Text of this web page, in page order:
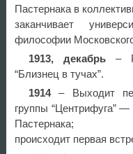
Пастернака в
заканчивает
философии
1913, декабрь –
“Близнец в тучах”.
1914– Выходит
группы “Центрифуга” —
Пастернака;
происходит первая